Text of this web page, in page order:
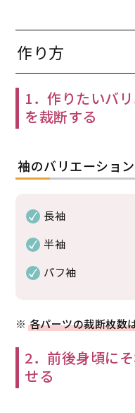
作り方
1．作りたいバ
を裁断する
袖のバリエーション
長袖
半袖
パフ袖
※ 各パーツの裁断枚数
2．前後身頃に
せる